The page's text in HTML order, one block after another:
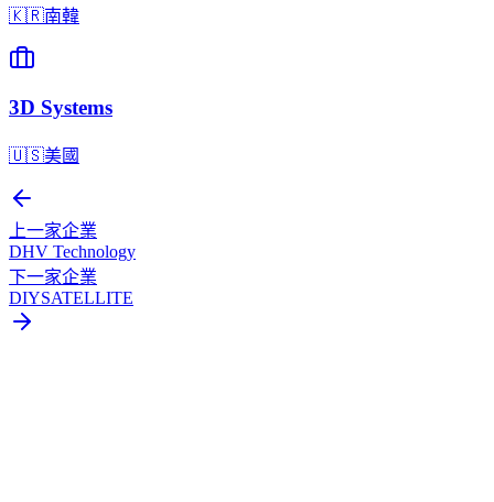
🇰🇷南韓
3D Systems
🇺🇸美國
上一家企業
DHV Technology
下一家企業
DIYSATELLITE